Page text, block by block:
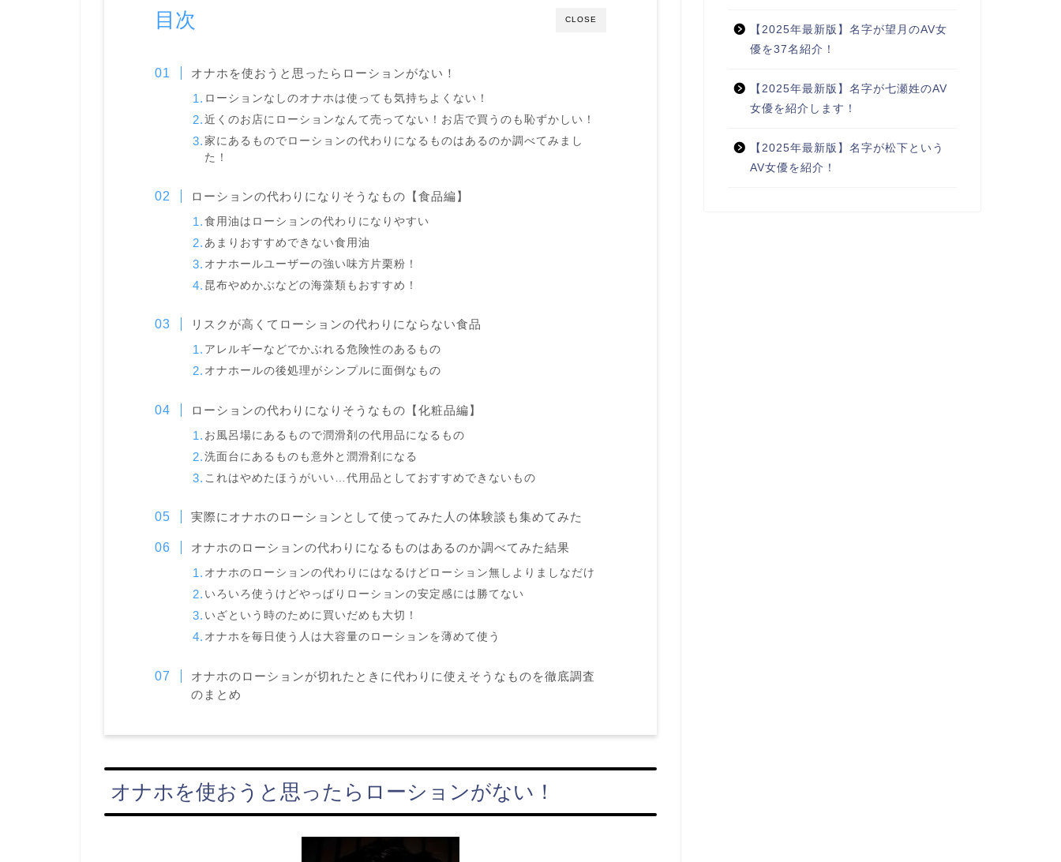
CLOSE
目次
オナホを使おうと思ったらローションがない！
ローションなしのオナホは使っても気持ちよくない！
近くのお店にローションなんて売ってない！お店で買うのも恥ずかしい！
家にあるものでローションの代わりになるものはあるのか調べてみまし
た！
ローションの代わりになりそうなもの【食品編】
食用油はローションの代わりになりやすい
あまりおすすめできない食用油
オナホールユーザーの強い味方片栗粉！
昆布やめかぶなどの海藻類もおすすめ！
リスクが高くてローションの代わりにならない食品
アレルギーなどでかぶれる危険性のあるもの
オナホールの後処理がシンプルに面倒なもの
ローションの代わりになりそうなもの【化粧品編】
お風呂場にあるもので潤滑剤の代用品になるもの
洗面台にあるものも意外と潤滑剤になる
これはやめたほうがいい…代用品としておすすめできないもの
実際にオナホのローションとして使ってみた人の体験談も集めてみた
オナホのローションの代わりになるものはあるのか調べてみた結果
オナホのローションの代わりにはなるけどローション無しよりましなだけ
いろいろ使うけどやっぱりローションの安定感には勝てない
いざという時のために買いだめも大切！
オナホを毎日使う人は大容量のローションを薄めて使う
オナホのローションが切れたときに代わりに使えそうなものを徹底調査
のまとめ
オナホを使おうと思ったらローションがない！
【2025年最新版】名字が望月のAV女
優を37名紹介！
【2025年最新版】名字が七瀬姓のAV
女優を紹介します！
【2025年最新版】名字が松下という
AV女優を紹介！